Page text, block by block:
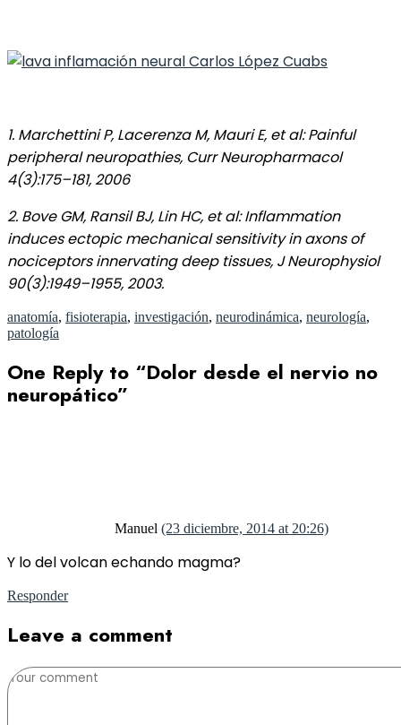
1. Marchettini P, Lacerenza M, Mauri E, et al: Painful
peripheral neuropathies, Curr Neuropharmacol
4(3):175–181, 2006
2. Bove GM, Ransil BJ, Lin HC, et al: Inflammation
induces ectopic mechanical sensitivity in axons of
nociceptors innervating deep tissues, J Neurophysiol
90(3):1949–1955, 2003.
anatomía, fisioterapia, investigación, neurodinámica, neurología,
patología
One Reply to “Dolor desde el nervio no
neuropático”
Manuel (23 diciembre, 2014 at 20:26)
Y lo del volcan echando magma?
Responder
Leave a comment